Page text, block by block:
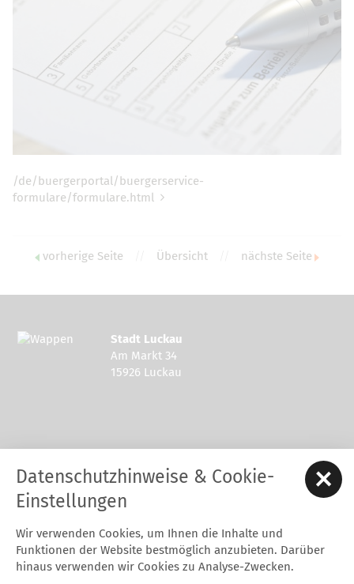
/de/buergerportal/buergerservice-
formulare/formulare.html
vorherige Seite Übersicht nächste Seite
Stadt Luckau
Am Markt 34
15926 Luckau
Tel.: 03544 - 594 0
Fax: 03544 - 2948
E-Mail:stadt@luckau.de
Start Karriere Kontakt Datenschutz
Impressum
Barrierefreiheitserklärung
Intern
Datenschutzhinweise & Cookie-
Einstellungen
Wir verwenden Cookies, um Ihnen die Inhalte und
Funktionen der Website bestmöglich anzubieten. Darüber
hinaus verwenden wir Cookies zu Analyse-Zwecken.